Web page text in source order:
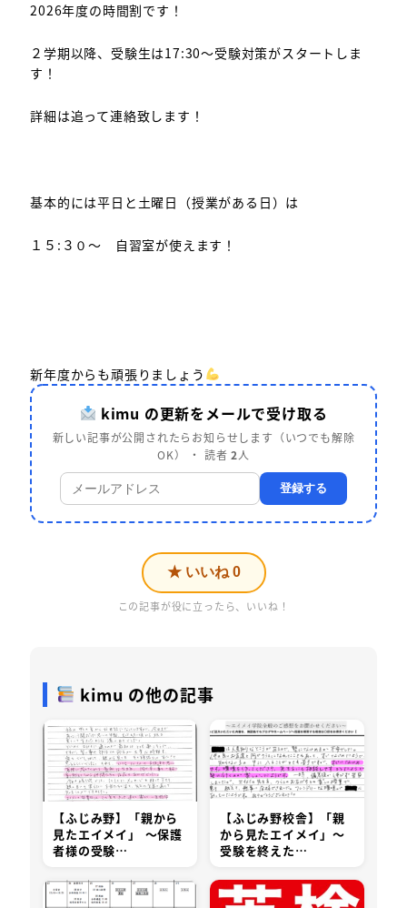
2026年度の時間割です！
２学期以降、受験生は17:30～受験対策がスタートしま
す！
詳細は追って連絡致します！
基本的には平日と土曜日（授業がある日）は
１５:３０～ 自習室が使えます！
新年度からも頑張りましょう
kimu の更新をメールで受け取る
新しい記事が公開されたらお知らせします（いつでも解除
OK） ・ 読者2人
登録する
★ いいね 0
この記事が役に立ったら、いいね！
kimu の他の記事
【ふじみ野】「親から
見たエイメイ」 ～保護
者様の受験…
【ふじみ野校舎】「親
から見たエイメイ」～
受験を終えた…